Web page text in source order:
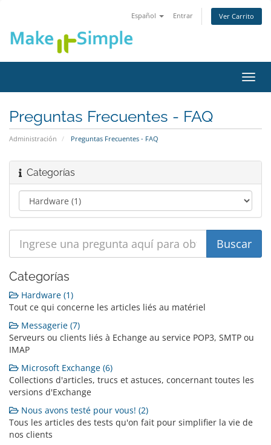
Español Entrar Ver Carrito
Preguntas Frecuentes - FAQ
Administración Preguntas Frecuentes - FAQ
Categorías
Categorías
Hardware (1)
Tout ce qui concerne les articles liés au matériel
Messagerie (7)
Serveurs ou clients liés à Echange au service POP3, SMTP ou
IMAP
Microsoft Exchange (6)
Collections d'articles, trucs et astuces, concernant toutes les
versions d'Exchange
Nous avons testé pour vous! (2)
Tous les articles des tests qu'on fait pour simplifier la vie de
nos clients